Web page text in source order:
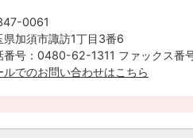
0061
県加須市諏訪1丁目3番6
番号：0480-62-1311 ファックス
ルでのお問い合わせはこちら